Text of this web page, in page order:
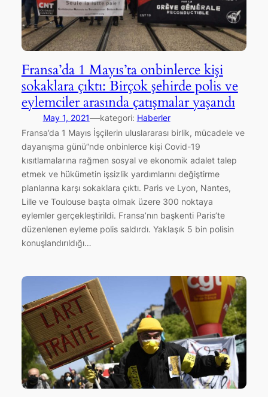
Fransa’da 1 Mayıs’ta onbinlerce kişi
sokaklara çıktı: Birçok şehirde polis ve
eylemciler arasında çatışmalar yaşandı
May 1, 2021—kategori: Haberler
Fransa’da 1 Mayıs İşçilerin uluslararası birlik, mücadele ve
dayanışma günü”nde onbinlerce kişi Covid-19
kısıtlamalarına rağmen sosyal ve ekonomik adalet talep
etmek ve hükümetin işsizlik yardımlarını değiştirme
planlarına karşı sokaklara çıktı. Paris ve Lyon, Nantes,
Lille ve Toulouse başta olmak üzere 300 noktaya
eylemler gerçekleştirildi. Fransa’nın başkenti Paris’te
düzenlenen eyleme polis saldırdı. Yaklaşık 5 bin polisin
konuşlandırıldığı…